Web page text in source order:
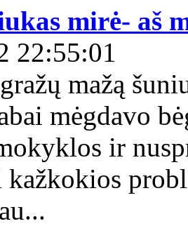
mirė- aš
22:55:01
mažą
mėgdavo
ir